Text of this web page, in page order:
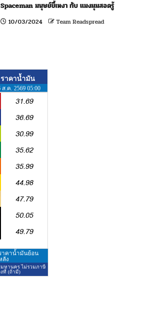
Spaceman มนุษย์ขี้เหงา กับ แมงมุมสอดรู้
10/03/2024 Team Readspread